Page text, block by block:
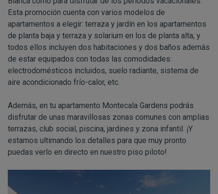
Esta promoción cuenta con varios modelos de
apartamentos a elegir: terraza y jardín en los apartamentos
de planta baja y terraza y solarium en los de planta alta, y
todos ellos incluyen dos habitaciones y dos baños además
de estar equipados con todas las comodidades:
electrodomésticos incluidos, suelo radiante, sistema de
aire acondicionado frío-calor, etc.
Además, en tu apartamento Montecala Gardens podrás
disfrutar de unas maravillosas zonas comunes con amplias
terrazas, club social, piscina, jardines y zona infantil. ¡Y
estamos ultimando los detalles para que muy pronto
puedas verlo en directo en nuestro piso piloto!